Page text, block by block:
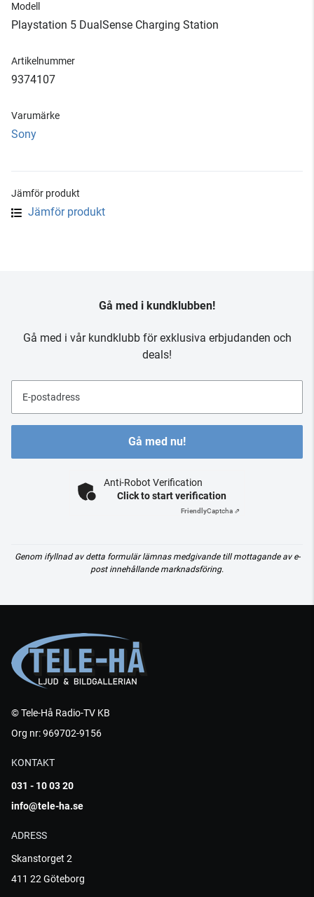
Modell
Playstation 5 DualSense Charging Station
Artikelnummer
9374107
Varumärke
Sony
Jämför produkt
Jämför produkt
Gå med i kundklubben!
Gå med i vår kundklubb för exklusiva erbjudanden och
deals!
E-postadress
Gå med nu!
Anti-Robot Verification
Click to start verification
FriendlyCaptcha ⇗
Genom ifyllnad av detta formulär lämnas medgivande till mottagande av e-
post innehållande marknadsföring.
© Tele-Hå Radio-TV KB
Org nr: 969702-9156
KONTAKT
031 - 10 03 20
info@tele-ha.se
ADRESS
Skanstorget 2
411 22 Göteborg